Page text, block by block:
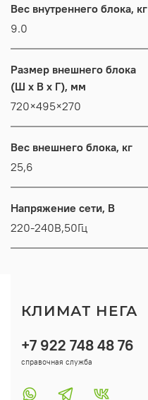
Вес внутреннего блока, кг
9.0
Размер внешнего блока
(Ш x В x Г), мм
720×495×270
Вес внешнего блока, кг
25,6
Напряжение сети, В
220-240В,50Гц
+7 922 748 48 76
справочная служба
КЛИМАТ НЕГА